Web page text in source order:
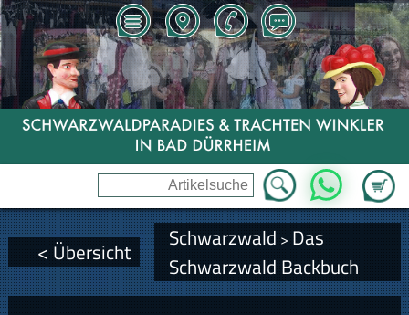
Zum
WhatsApp
< Übersicht Schwarzwald > Das
Schwarzwald Backbuch